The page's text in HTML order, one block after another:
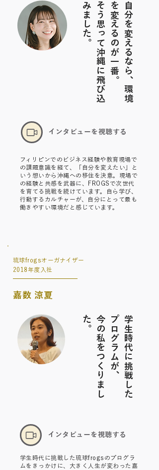
自
分
を
変
え
る
な
ら
、
環
境
を
変
え
る
の
が
一
番
。
そ
う
思
っ
て
沖
縄
に
飛
び
込
み
ま
し
た
。
​インタビューを視聴する
フィリピンでのビジネス経験や教育現場で
の課題意識を経て、「自分を変えたい」と
いう想いから沖縄への移住を決意。現場で
の経験と共感を武器に、FROGSで次世代
を育てる挑戦を続けています。自ら学び、
行動するカルチャーが、自分にとって最も
働きやすい環境だと感じています。
琉球frogsオーガナイザー
2018年度入社
嘉数 涼夏
学
生
時
代
に
挑
戦
し
た
プ
ロ
グ
ラ
ム
が
、
今
の
私
を
つ
く
り
ま
し
た
。
​インタビューを視聴する
学生時代に挑戦した琉球frogsのプログラ
ムをきっかけに、大きく人生が変わった嘉